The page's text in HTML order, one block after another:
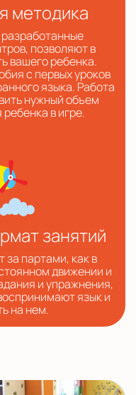
методика
позволяют в
вашего ребенка.
с первых уроков
языка. Работа
нужный объем
в игре.
занятий
за партами, как в
движении и
и упражнения,
язык и
на нем.